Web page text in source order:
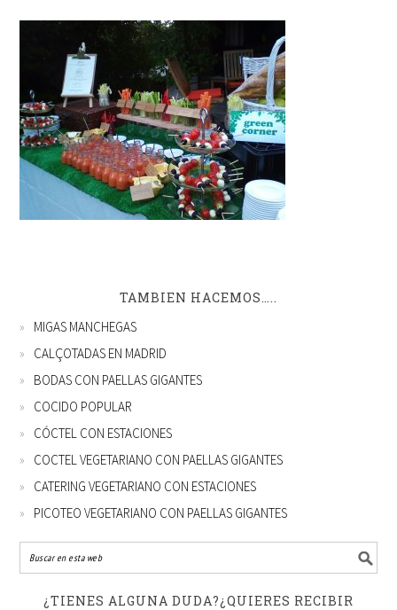
TAMBIEN HACEMOS…..
MIGAS MANCHEGAS
CALÇOTADAS EN MADRID
BODAS CON PAELLAS GIGANTES
COCIDO POPULAR
CÓCTEL CON ESTACIONES
COCTEL VEGETARIANO CON PAELLAS GIGANTES
CATERING VEGETARIANO CON ESTACIONES
PICOTEO VEGETARIANO CON PAELLAS GIGANTES
¿TIENES ALGUNA DUDA?¿QUIERES RECIBIR